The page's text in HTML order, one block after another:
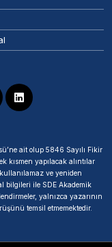
ait olup 5846 Sayılı Fikir
kısmen yapılacak alıntılar
ve yeniden
bilgileri ile SDE Akademik
yalnızca yazarının
temsil etmemektedir.